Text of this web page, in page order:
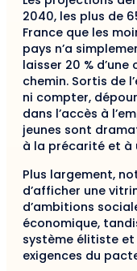
2040, les plus de
France que les
pays n’a
laisser 20 %
chemin. Sortis de
ni compter,
dans l’accès à
jeunes sont
à la précarité et à
Plus largement,
d’afficher une
d’ambitions
économique,
système élitiste
exigences du